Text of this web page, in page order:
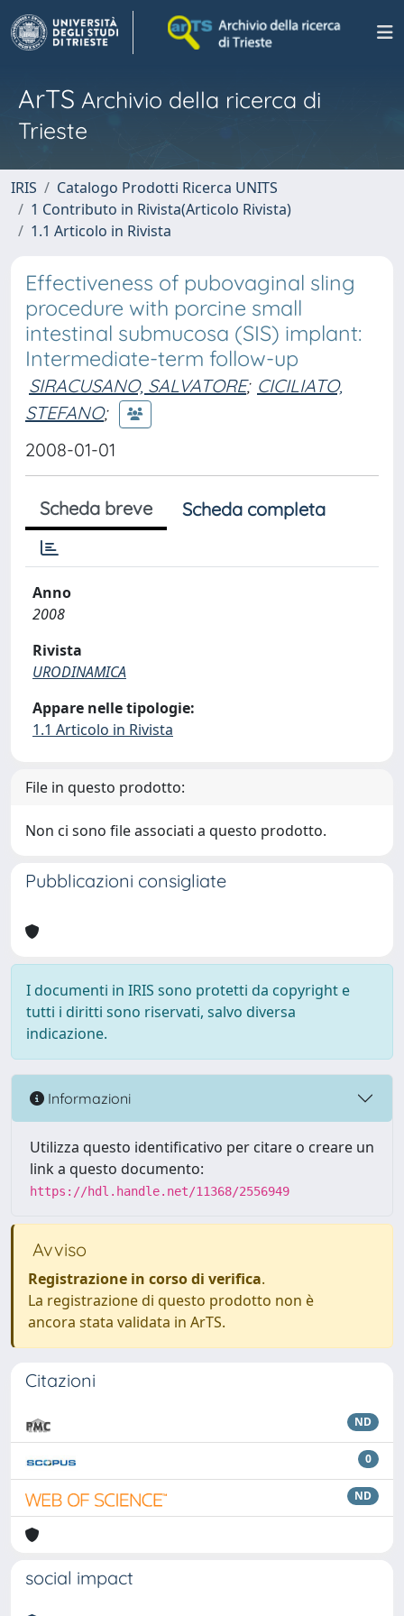
ArTS Archivio della ricerca di
Trieste
IRIS
Catalogo Prodotti Ricerca UNITS
1 Contributo in Rivista(Articolo Rivista)
1.1 Articolo in Rivista
Effectiveness of pubovaginal sling
procedure with porcine small
intestinal submucosa (SIS) implant:
Intermediate-term follow-up
SIRACUSANO, SALVATORE; CICILIATO,
STEFANO;
2008-01-01
Scheda breve Scheda completa
Anno
2008
Rivista
URODINAMICA
Appare nelle tipologie:
1.1 Articolo in Rivista
File in questo prodotto:
Non ci sono file associati a questo prodotto.
Pubblicazioni consigliate
I documenti in IRIS sono protetti da copyright e
tutti i diritti sono riservati, salvo diversa
indicazione.
Informazioni
Utilizza questo identificativo per citare o creare un
link a questo documento:
https://hdl.handle.net/11368/2556949
Avviso
Registrazione in corso di verifica.
La registrazione di questo prodotto non è
ancora stata validata in ArTS.
Citazioni
ND
0
ND
social impact